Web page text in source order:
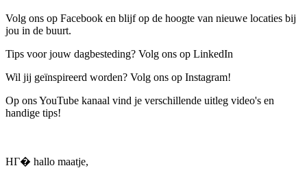
Volg ons op Facebook en blijf op de hoogte van nieuwe locaties bij
jou in de buurt.
Tips voor jouw dagbesteding? Volg ons op LinkedIn
Wil jij geïnspireerd worden? Volg ons op Instagram!
Op ons YouTube kanaal vind je verschillende uitleg video's en
handige tips!
HГ� hallo maatje,